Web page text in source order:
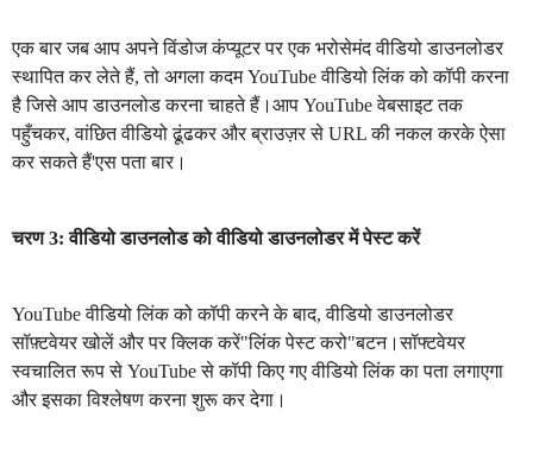
एक बार जब आप अपने विंडोज कंप्यूटर पर एक भरोसेमंद वीडियो डाउनलोडर
स्थापित कर लेते हैं, तो अगला कदम YouTube वीडियो लिंक को कॉपी करना
है जिसे आप डाउनलोड करना चाहते हैं।आप YouTube वेबसाइट तक
पहुँचकर, वांछित वीडियो ढूंढकर और ब्राउज़र से URL की नकल करके ऐसा
कर सकते हैं'एस पता बार।
चरण 3: वीडियो डाउनलोड को वीडियो डाउनलोडर में पेस्ट करें
YouTube वीडियो लिंक को कॉपी करने के बाद, वीडियो डाउनलोडर
सॉफ़्टवेयर खोलें और पर क्लिक करें"लिंक पेस्ट करो"बटन।सॉफ्टवेयर
स्वचालित रूप से YouTube से कॉपी किए गए वीडियो लिंक का पता लगाएगा
और इसका विश्लेषण करना शुरू कर देगा।